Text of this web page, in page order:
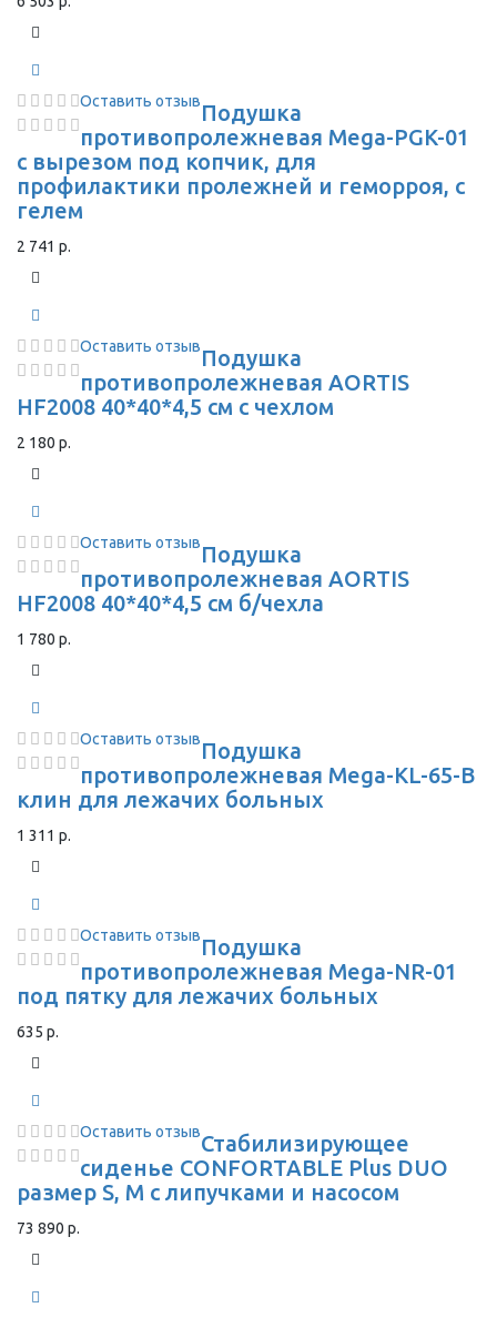
Оставить отзывПодушка
противопролежневая Mega-PGK-01
с вырезом под копчик, для
профилактики пролежней и геморроя, с
гелем
2 741 р.
Оставить отзывПодушка
противопролежневая AORTIS
HF2008 40*40*4,5 см с чехлом
2 180 р.
Оставить отзывПодушка
противопролежневая AORTIS
HF2008 40*40*4,5 см б/чехла
1 780 р.
Оставить отзывПодушка
противопролежневая Mega-KL-65-В
клин для лежачих больных
1 311 р.
Оставить отзывПодушка
противопролежневая Mega-NR-01
под пятку для лежачих больных
635 р.
Оставить отзывСтабилизирующее
сиденье CONFORTABLE Plus DUO
размер S, M с липучками и насосом
73 890 р.